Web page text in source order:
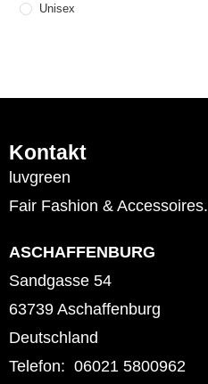
Unisex
Kontakt
luvgreen
Fair Fashion & Accessoires.
ASCHAFFENBURG
Sandgasse 54
63739 Aschaffenburg
Deutschland
Telefon: 06021 5800962